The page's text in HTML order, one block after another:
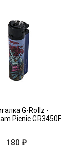
G-Rollz -
Picnic GR3450F
180 ₽